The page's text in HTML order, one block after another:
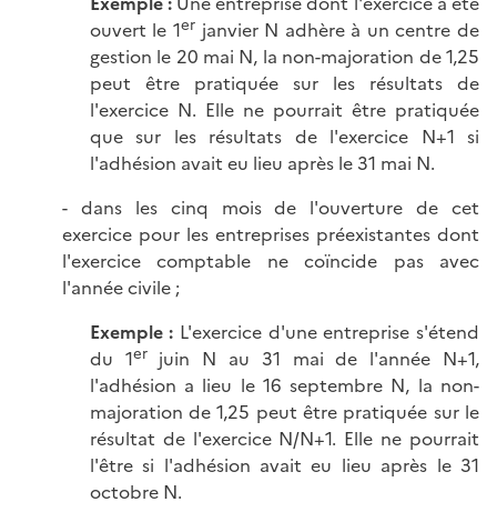
ouvert le 1erjanvier N adhère à un centre de
gestion le 20 mai N, la non-majoration de 1,25
peut être pratiquée sur les résultats de
l'exercice N. Elle ne pourrait être pratiquée
que sur les résultats de l'exercice N+1 si
l'adhésion avait eu lieu après le 31 mai N.
- dans les cinq mois de l'ouverture de cet
exercice pour les entreprises préexistantes dont
l'exercice comptable ne coïncide pas avec
l'année civile ;
Exemple : L'exercice d'une entreprise s'étend
du 1erjuin N au 31 mai de l'année N+1,
l'adhésion a lieu le 16 septembre N, la non-
majoration de 1,25 peut être pratiquée sur le
résultat de l'exercice N/N+1. Elle ne pourrait
l'être si l'adhésion avait eu lieu après le 31
octobre N.